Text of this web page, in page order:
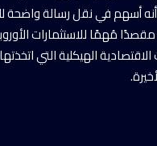
وأنه أسهم في نقل رسالة
مُهمًا للاستثمارات
الهيكلية التي